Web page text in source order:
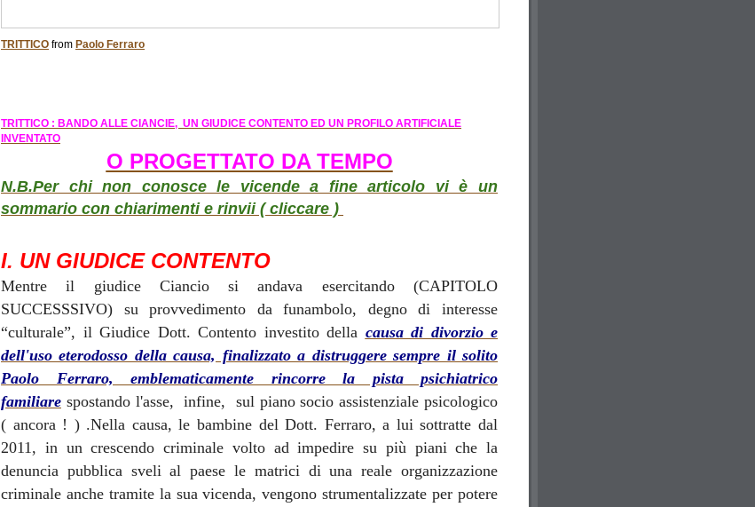
TRITTICO from Paolo Ferraro
TRITTICO : BANDO ALLE CIANCIE, UN GIUDICE CONTENTO ED UN PROFILO ARTIFICIALE
INVENTATO
O PROGETTATO DA TEMPO
N.B.Per chi non conosce le vicende a fine articolo vi è un
sommario con chiarimenti e rinvii ( cliccare )
I. UN GIUDICE CONTENTO
Mentre il giudice Ciancio si andava esercitando (CAPITOLO
SUCCESSSIVO) su provvedimento da funambolo, degno di interesse
“culturale”, il Giudice Dott. Contento investito della causa di divorzio e
dell'uso eterodosso della causa, finalizzato a distruggere sempre il solito
Paolo Ferraro, emblematicamente rincorre la pista psichiatrico
familiare spostando l'asse, infine, sul piano socio assistenziale psicologico
( ancora ! ) .Nella causa, le bambine del Dott. Ferraro, a lui sottratte dal
2011, in un crescendo criminale volto ad impedire su più piani che la
denuncia pubblica sveli al paese le matrici di una reale organizzazione
criminale anche tramite la sua vicenda, vengono strumentalizzate per potere